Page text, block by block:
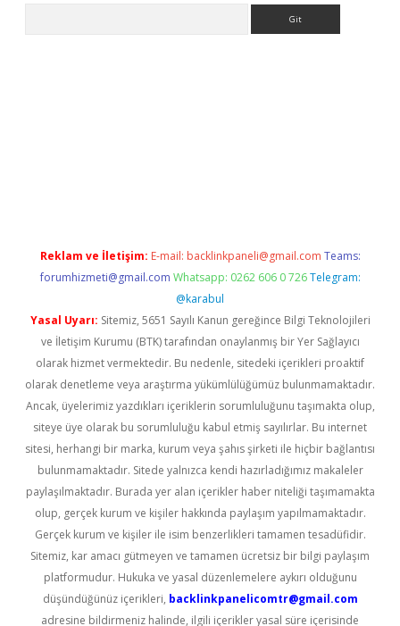
Reklam ve İletişim: E-mail: backlinkpaneli@gmail.com Teams:
forumhizmeti@gmail.com Whatsapp: 0262 606 0 726 Telegram:
@karabul
Yasal Uyarı: Sitemiz, 5651 Sayılı Kanun gereğince Bilgi Teknolojileri
ve İletişim Kurumu (BTK) tarafından onaylanmış bir Yer Sağlayıcı
olarak hizmet vermektedir. Bu nedenle, sitedeki içerikleri proaktif
olarak denetleme veya araştırma yükümlülüğümüz bulunmamaktadır.
Ancak, üyelerimiz yazdıkları içeriklerin sorumluluğunu taşımakta olup,
siteye üye olarak bu sorumluluğu kabul etmiş sayılırlar. Bu internet
sitesi, herhangi bir marka, kurum veya şahıs şirketi ile hiçbir bağlantısı
bulunmamaktadır. Sitede yalnızca kendi hazırladığımız makaleler
paylaşılmaktadır. Burada yer alan içerikler haber niteliği taşımamakta
olup, gerçek kurum ve kişiler hakkında paylaşım yapılmamaktadır.
Gerçek kurum ve kişiler ile isim benzerlikleri tamamen tesadüfidir.
Sitemiz, kar amacı gütmeyen ve tamamen ücretsiz bir bilgi paylaşım
platformudur. Hukuka ve yasal düzenlemelere aykırı olduğunu
düşündüğünüz içerikleri, backlinkpanelicomtr@gmail.com
adresine bildirmeniz halinde, ilgili içerikler yasal süre içerisinde